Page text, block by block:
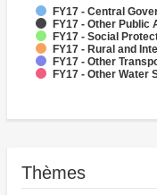
FY17 - Central
FY17 - Other Public
FY17 - Social
FY17 - Rural and
FY17 - Other
FY17 - Other Water
Thèmes